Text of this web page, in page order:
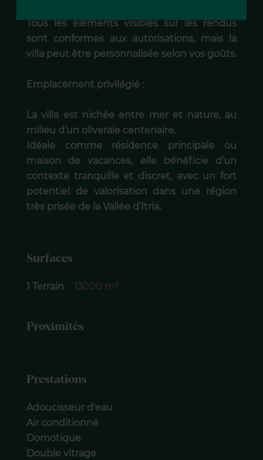
Tous les éléments visibles sur les rendus
sont conformes aux autorisations, mais la
villa peut être personnalisée selon vos goûts.
Emplacement privilégié :
La villa est nichée entre mer et nature, au
milieu d’un oliveraie centenaire.
Idéale comme résidence principale ou
maison de vacances, elle bénéficie d’un
contexte tranquille et discret, avec un fort
potentiel de valorisation dans une région
très prisée de la Vallée d’Itria.
Surfaces
1 Terrain 13000 m²
Proximités
Prestations
Adoucisseur d'eau
Air conditionné
Domotique
Double vitrage